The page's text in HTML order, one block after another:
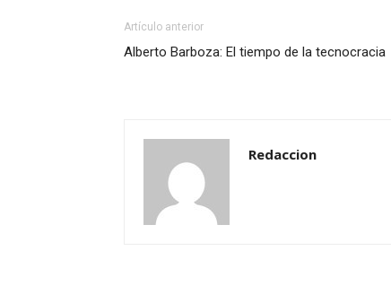
Artículo anterior
Alberto Barboza: El tiempo de la tecnocracia
Redaccion